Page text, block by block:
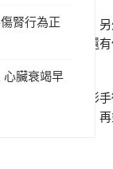
重新顯露出來；
外露的程度，還
，使得牙齦整形
牙醫師診斷後，
腎行為正
心臟衰竭早